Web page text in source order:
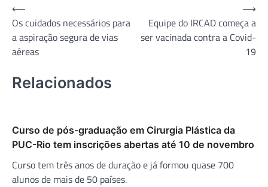
Navegação
de
Post
⟵
Os cuidados necessários para
a aspiração segura de vias
aéreas
Equipe do IRCAD começa a
ser vacinada contra a Covid-
19
⟶
Relacionados
Curso de pós-graduação em Cirurgia Plástica da
PUC-Rio tem inscrições abertas até 10 de novembro
Curso tem três anos de duração e já formou quase 700
alunos de mais de 50 países.